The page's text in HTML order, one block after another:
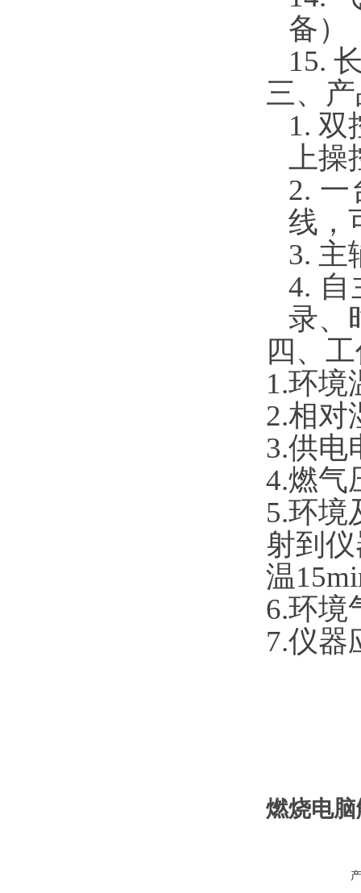
备）
15.
三、
1.
上
2.
线，
3. 主
4.
录、
四、
1.环
2.相对
3.供电
4.燃气
5.环境
射到
温
6.环境
7.仪器
燃烧电